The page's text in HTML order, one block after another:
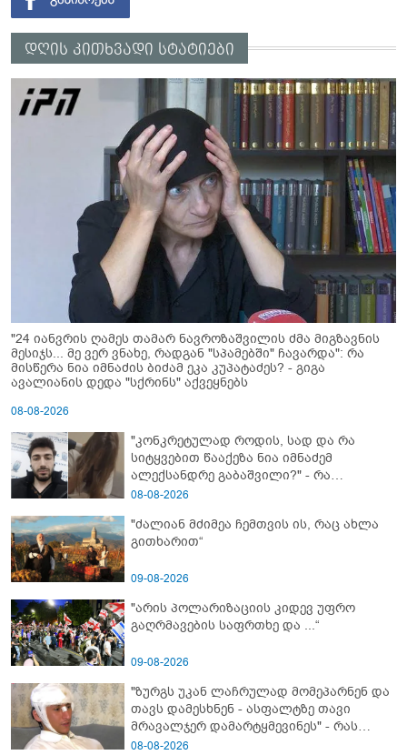
დღის კითხვადი სტატიები
"24 იანვრის ღამეს თამარ ნავროზაშვილის ძმა მიგზავნის
მესიჯს... მე ვერ ვნახე, რადგან "სპამებში" ჩავარდა": რა
მისწერა ნია იმნაძის ბიძამ ეკა კუპატაძეს? - გიგა
ავალიანის დედა "სქრინს" აქვეყნებს
08-08-2026
"კონკრეტულად როდის, სად და რა
სიტყვებით წააქეზა ნია იმნაძემ
ალექსანდრე გაბაშვილი?" - რა
მიმართვას ავრცელებს ნია იმნაძის
08-08-2026
"ძალიან მძიმეა ჩემთვის ის, რაც ახლა
გითხარით“
09-08-2026
"არის პოლარიზაციის კიდევ უფრო
გაღრმავების საფრთხე და ...“
09-08-2026
"ზურგს უკან ლაჩრულად მომეპარნენ და
თავს დამესხნენ - ასფალტზე თავი
მრავალჯერ დამარტყმევინეს" - რას
ჰყვება კურიერი, რომელსაც
08-08-2026